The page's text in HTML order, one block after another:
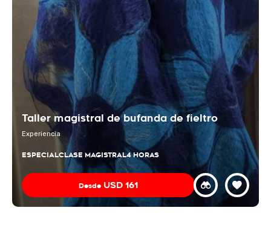
Taller magistral de bufanda de fieltro
Experiencia
ESPECIALCLASE MAGISTRAL4 HORAS
Desde USD 161